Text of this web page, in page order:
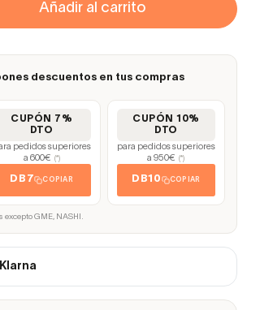
Añadir al carrito
descuentos en tus compras
CUPÓN 7%
DTO
pedidos superiores
a 600€
(*)
DB7 COPIAR
CUPÓN 10%
DTO
para pedidos superiores
a 950€
(*)
DB10 COPIAR
GME, NASHI.